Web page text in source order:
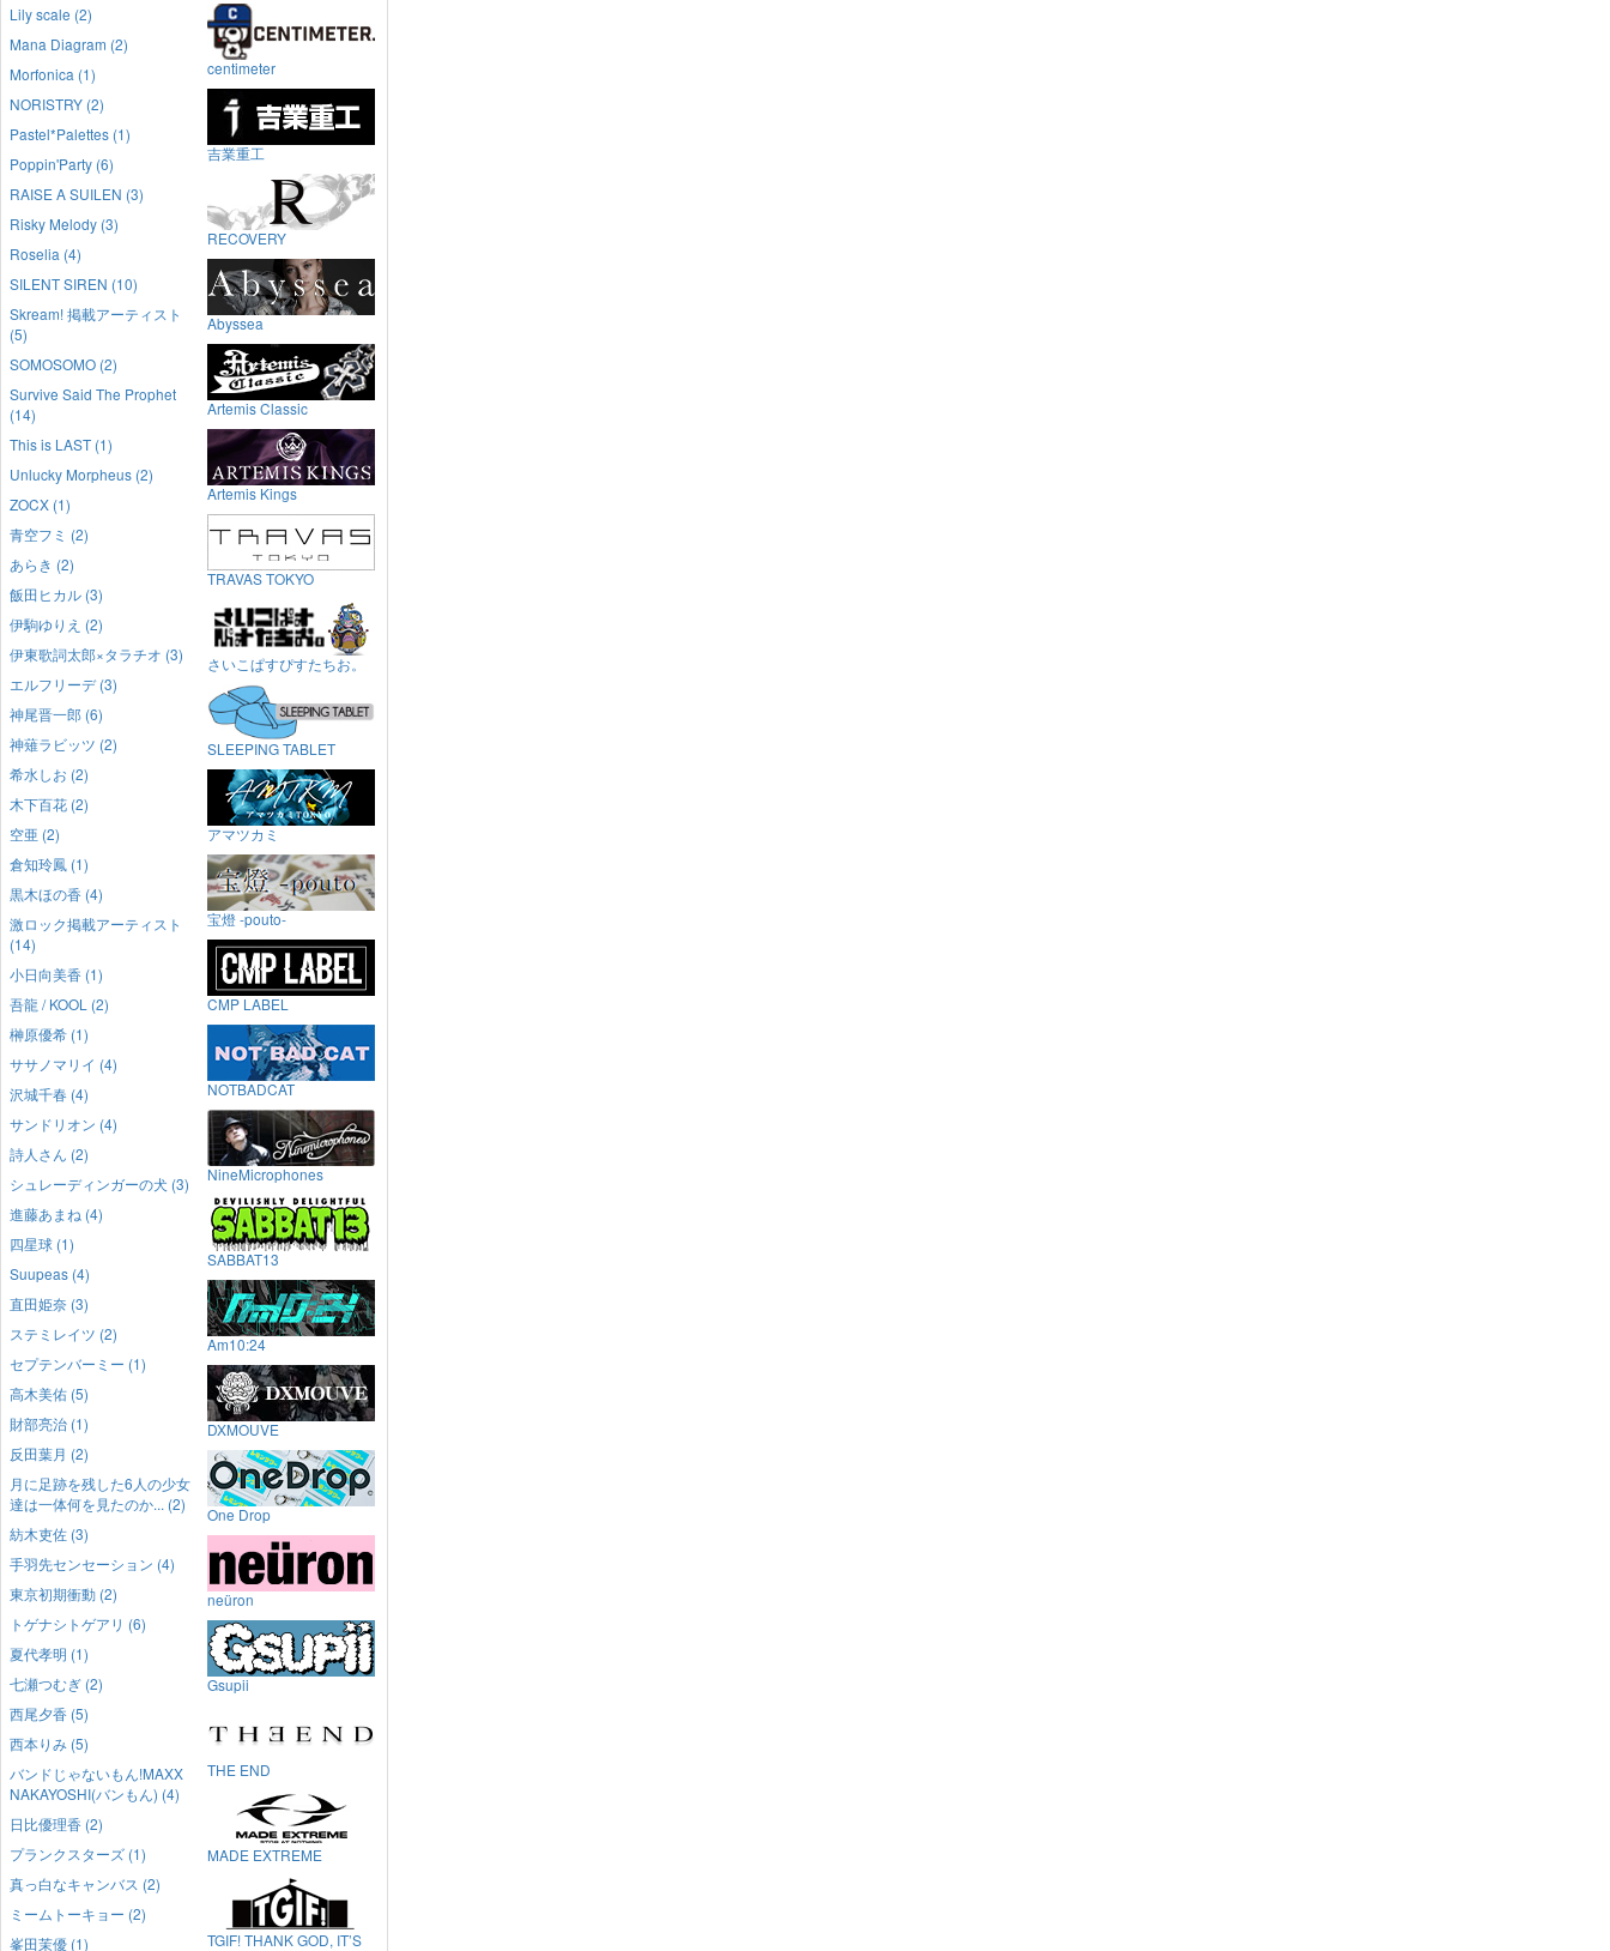
Lily scale (2)
Mana Diagram (2)
Morfonica (1)
NORISTRY (2)
Pastel*Palettes (1)
Poppin'Party (6)
RAISE A SUILEN (3)
Risky Melody (3)
Roselia (4)
SILENT SIREN (10)
Skream! 掲載アーティスト
(5)
SOMOSOMO (2)
Survive Said The Prophet
(14)
This is LAST (1)
Unlucky Morpheus (2)
ZOCX (1)
青空フミ (2)
あらき (2)
飯田ヒカル (3)
伊駒ゆりえ (2)
伊東歌詞太郎×タラチオ (3)
エルフリーデ (3)
神尾晋一郎 (6)
神薙ラビッツ (2)
希水しお (2)
木下百花 (2)
空亜 (2)
倉知玲鳳 (1)
黒木ほの香 (4)
激ロック掲載アーティスト
(14)
小日向美香 (1)
吾龍 / KOOL (2)
榊原優希 (1)
ササノマリイ (4)
沢城千春 (4)
サンドリオン (4)
詩人さん (2)
シュレーディンガーの犬 (3)
進藤あまね (4)
四星球 (1)
Suupeas (4)
直田姫奈 (3)
ステミレイツ (2)
セプテンバーミー (1)
高木美佑 (5)
財部亮治 (1)
反田葉月 (2)
月に足跡を残した6人の少女
達は一体何を見たのか... (2)
紡木吏佐 (3)
手羽先センセーション (4)
東京初期衝動 (2)
トゲナシトゲアリ (6)
夏代孝明 (1)
七瀬つむぎ (2)
西尾夕香 (5)
西本りみ (5)
バンドじゃないもん!MAXX
NAKAYOSHI(バンもん) (4)
日比優理香 (2)
プランクスターズ (1)
真っ白なキャンバス (2)
ミームトーキョー (2)
峯田茉優 (1)
centimeter
吉業重工
RECOVERY
Abyssea
Artemis Classic
Artemis Kings
TRAVAS TOKYO
さいこぱすぴすたちお。
SLEEPING TABLET
アマツカミ
宝燈 -pouto-
CMP LABEL
NOTBADCAT
NineMicrophones
SABBAT13
Am10:24
DXMOUVE
One Drop
neüron
Gsupii
THE END
MADE EXTREME
TGIF! THANK GOD, IT’S